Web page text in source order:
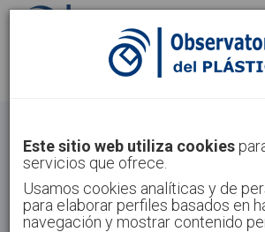
Identifícate
Inicio Tendencias Economía Circular
Este sitio web utiliza cookies
servicios que ofrece.
Usamos cookies analíticas y de
para elaborar perfiles basados en
navegación y mostrar contenido